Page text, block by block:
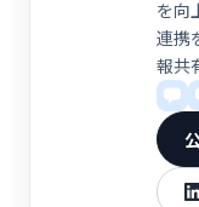
を向
連携
報共